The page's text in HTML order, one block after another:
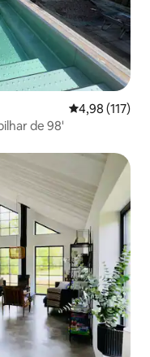
4,98 de uma
4,98 (117)
de 98'